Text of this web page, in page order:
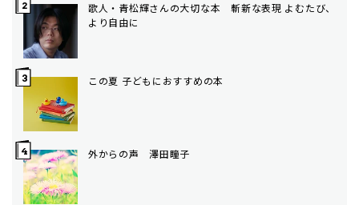
歌人・青松輝さんの大切な本 斬新な表現 よむたび、
より自由に
この夏 子どもにおすすめの本
外からの声 澤田瞳子